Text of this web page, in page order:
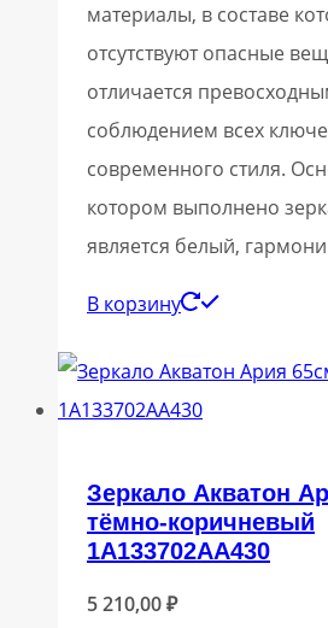
материалы, в составе
отсутствуют опасные
отличается
соблюдением всех
современного стиля.
котором выполнено
является белый,
В корзину
Зеркало Акватон
тёмно-коричневый
1A133702AA430
5 210,00₽